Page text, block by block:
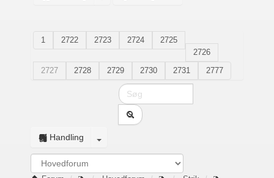
1 2722 2723 2724
2725
2726
2727
2728 2729 2730 2731 2777
Handling